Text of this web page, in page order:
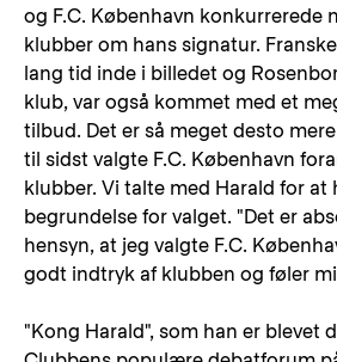
og F.C. København konkurrerede
klubber om hans signatur.
lang tid inde i billedet og
klub, var også kommet med et
tilbud. Det er så meget desto
til sidst valgte F.C. København
klubber. Vi talte med Harald for at
begrundelse for valget. "Det er
hensyn, at jeg valgte F.C.
godt indtryk af klubben og føler
"Kong Harald", som han er blevet